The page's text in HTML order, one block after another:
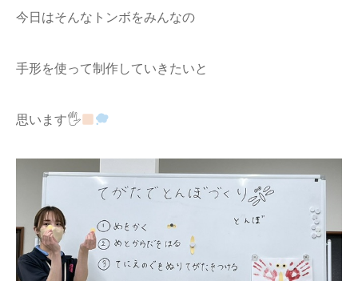
今日はそんなトンボをみんなの
手形を使って制作していきたいと
思います🖐